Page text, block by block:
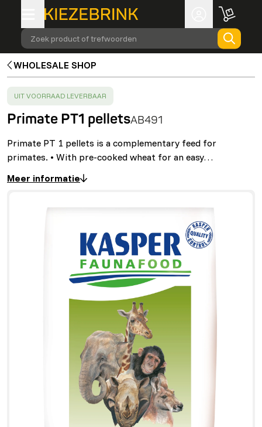
Zoek product of trefwoorden
WHOLESALE SHOP
SUCCESS:
UIT VOORRAAD LEVERBAAR
Primate PT1 pelletsAB491
Primate PT 1 pellets is a complementary feed for
primates. • With pre-cooked wheat for an easy…
Meer informatie